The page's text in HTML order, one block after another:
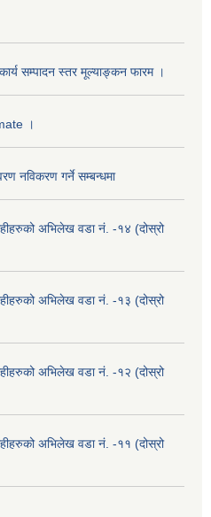
कार्य सम्पादन स्तर मूल्याङ्कन फारम ।
।
नविकरण गर्ने सम्बन्धमा
अभिलेख वडा नं. -१४ (दोस्रो
अभिलेख वडा नं. -१३ (दोस्रो
अभिलेख वडा नं. -१२ (दोस्रो
अभिलेख वडा नं. -११ (दोस्रो